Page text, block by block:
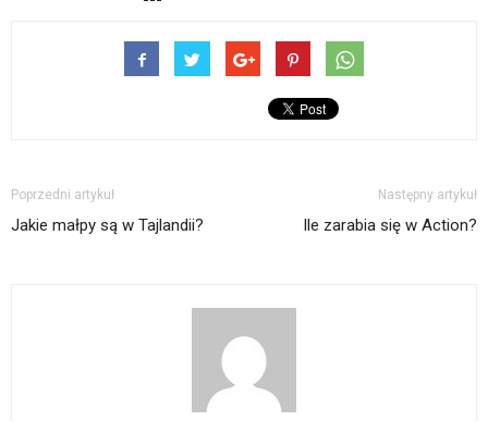
Poprzedni artykuł
Jakie małpy są w Tajlandii?
Następny artykuł
Ile zarabia się w Action?